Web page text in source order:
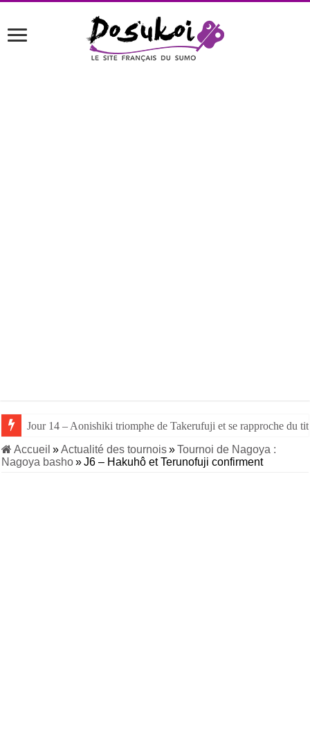
Jour 14 – Aonishiki triomphe de Takerufuji et se rapproche du
Accueil »Actualité des tournois»Tournoi de Nagoya :
Nagoya basho»J6 – Hakuhô et Terunofuji confirment